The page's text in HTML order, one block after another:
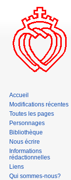
Accueil
Modifications récentes
Toutes les pages
Personnages
Bibliothèque
Nous écrire
Informations
rédactionnelles
Liens
Qui sommes-nous?